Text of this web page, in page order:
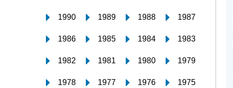
1990 1989 1988 1987
1986 1985 1984 1983
1982 1981 1980 1979
1978 1977 1976 1975